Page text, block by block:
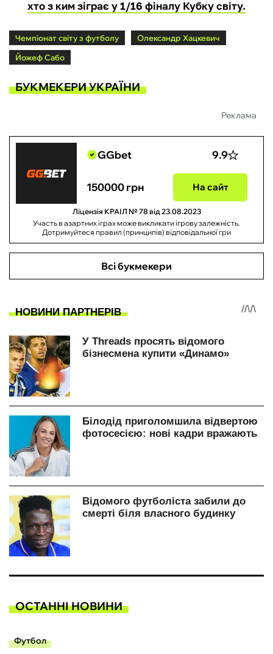
хто з ким зіграє у 1/16 фіналу Кубку світу.
Чемпіонат світу з футболу
Олександр Хацкевич
Йожеф Сабо
БУКМЕКЕРИ УКРАЇНИ
Реклама
GGbet 9.9
150000 грн На сайт
Ліцензія КРАІЛ № 78 від 23.08.2023
Участь в азартних іграх може викликати ігрову залежність.
Дотримуйтеся правил (принципів) відповідальної гри
Всі букмекери
ОСТАННІ НОВИНИ
Футбол